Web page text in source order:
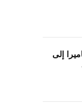
إلى